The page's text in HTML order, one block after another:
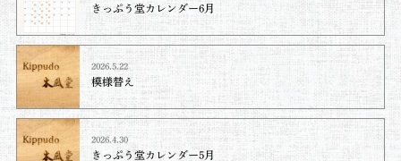
きっぷう堂カレンダー6月
2026.5.22
模様替え
2026.4.30
きっぷう堂カレンダー5月